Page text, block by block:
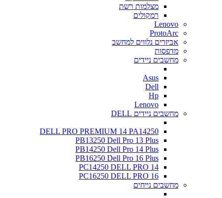
מצלמות רשת
רמקולים
Lenovo
ProtoArc
אביזרים נלווים למחשב
מדפסות
מחשבים ניידים
Asus
Dell
Hp
Lenovo
מחשבים ניידים DELL
DELL PRO PREMIUM 14 PA14250
PB13250 Dell Pro 13 Plus
PB14250 Dell Pro 14 Plus
PB16250 Dell Pro 16 Plus
PC14250 DELL PRO 14
PC16250 DELL PRO 16
מחשבים נייחים